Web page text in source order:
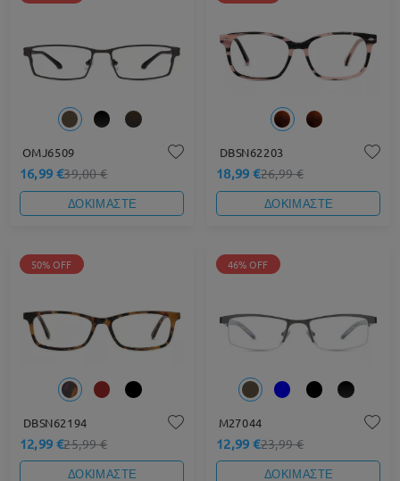
OMJ6509
16,99 €39,00 €
ΔΟΚΙΜΑΣΤΕ
DBSN62203
18,99 €26,99 €
ΔΟΚΙΜΑΣΤΕ
50% OFF
DBSN62194
12,99 €25,99 €
ΔΟΚΙΜΑΣΤΕ
46% OFF
M27044
12,99 €23,99 €
ΔΟΚΙΜΑΣΤΕ